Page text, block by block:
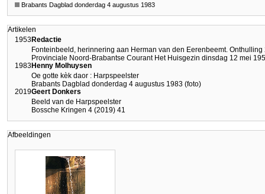
Brabants Dagblad donderdag 4 augustus 1983
Artikelen
1953Redactie
Fonteinbeeld, herinnering aan Herman van den Eerenbeemt. Onthulling
Provinciale Noord-Brabantse Courant Het Huisgezin dinsdag 12 mei
1983Henny Molhuysen
Oe gotte kèk daor : Harpspeelster
Brabants Dagblad donderdag 4 augustus 1983 (foto)
2019Geert Donkers
Beeld van de Harpspeelster
Bossche Kringen 4 (2019) 41
Afbeeldingen